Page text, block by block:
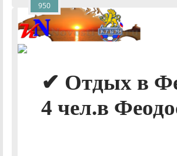
✔ Отдых в
4 чел.в
950